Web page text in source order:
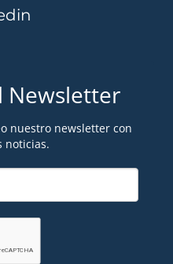
Newsletter
nuestro newsletter con
noticias.